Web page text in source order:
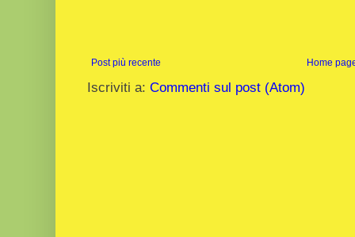
Post più recente Home
Iscriviti a: Commenti sul post (Atom)